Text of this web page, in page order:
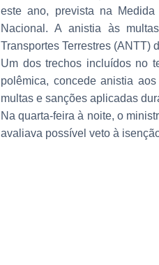
este ano, prevista na
Nacional. A anistia às
Transportes Terrestres (ANTT)
Um dos trechos incluídos no
polêmica, concede anistia
multas e sanções aplicadas
Na quarta-feira à noite, o
avaliava possível veto à